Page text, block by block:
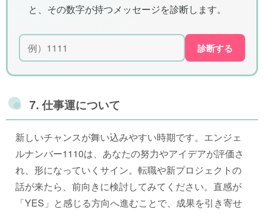
と、その数字が持つメッセージを診断します。
診断する
7. 仕事運について
新しいチャンスが舞い込みやすい時期です。エンジェ
ルナンバー1110は、あなたの努力やアイデアが評価さ
れ、形になっていくサイン。転職や新プロジェクトの
話が来たら、前向きに検討してみてください。直感が
「YES」と感じる方向へ進むことで、成果を引き寄せ